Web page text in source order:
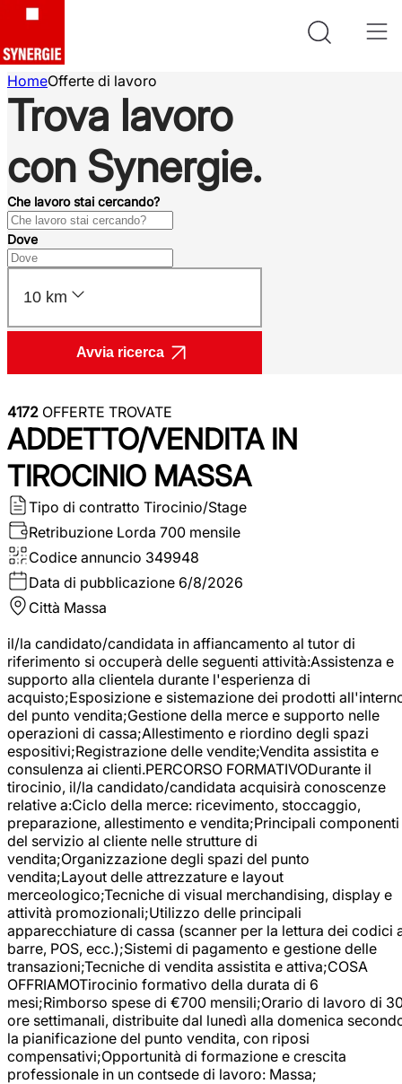
HomeOfferte di lavoro
Trova lavoro
con Synergie.
Che lavoro stai cercando?
Dove
10 km
Avvia ricerca
4172 OFFERTE TROVATE
ADDETTO/VENDITA IN
TIROCINIO MASSA
Tipo di contratto Tirocinio/Stage
Retribuzione Lorda 700 mensile
Codice annuncio 349948
Data di pubblicazione 6/8/2026
Città Massa
il/la candidato/candidata in affiancamento al tutor di
riferimento si occuperà delle seguenti attività:Assistenza e
supporto alla clientela durante l'esperienza di
acquisto;Esposizione e sistemazione dei prodotti
del punto vendita;Gestione della merce e supporto nelle
operazioni di cassa;Allestimento e riordino degli spazi
espositivi;Registrazione delle vendite;Vendita assistita e
consulenza ai clienti.PERCORSO FORMATIVODurante il
tirocinio, il/la candidato/candidata acquisirà conoscenze
relative a:Ciclo della merce: ricevimento, stoccaggio,
preparazione, allestimento e vendita;Principali componenti
del servizio al cliente nelle strutture di
vendita;Organizzazione degli spazi del punto
vendita;Layout delle attrezzature e layout
merceologico;Tecniche di visual merchandising, display e
attività promozionali;Utilizzo delle principali
apparecchiature di cassa (scanner per la lettura dei codici
barre, POS, ecc.);Sistemi di pagamento e gestione delle
transazioni;Tecniche di vendita assistita e attiva;COSA
OFFRIAMOTirocinio formativo della durata di 6
mesi;Rimborso spese di €700 mensili;Orario di lavoro di
ore settimanali, distribuite dal lunedì alla domenica
la pianificazione del punto vendita, con riposi
compensativi;Opportunità di formazione e crescita
professionale in un contsede di lavoro: Massa;